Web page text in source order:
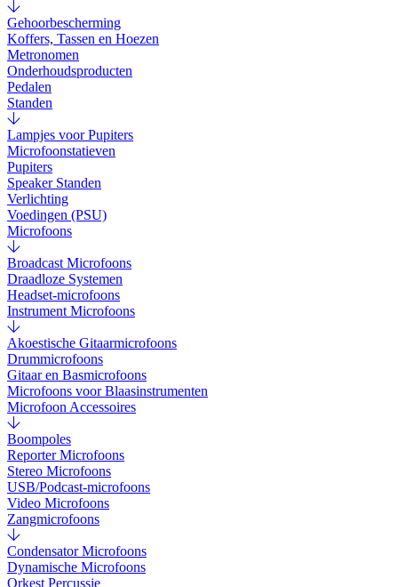
Gehoorbescherming
Koffers, Tassen en Hoezen
Metronomen
Onderhoudsproducten
Pedalen
Standen
Lampjes voor Pupiters
Microfoonstatieven
Pupiters
Speaker Standen
Verlichting
Voedingen (PSU)
Microfoons
Broadcast Microfoons
Draadloze Systemen
Headset-microfoons
Instrument Microfoons
Akoestische Gitaarmicrofoons
Drummicrofoons
Gitaar en Basmicrofoons
Microfoons voor Blaasinstrumenten
Microfoon Accessoires
Boompoles
Reporter Microfoons
Stereo Microfoons
USB/Podcast-microfoons
Video Microfoons
Zangmicrofoons
Condensator Microfoons
Dynamische Microfoons
Orkest Percussie